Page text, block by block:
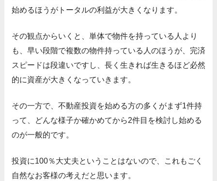
始めるほうがトータルの利益が大きくなります。
その観点からいくと、単体で物件を持っている人より
も、早い段階で複数の物件持っている人のほうが、完済
スピードは段違いですし、長く生きれば生きるほど必然
的に資産が大きくなっていきます。
その一方で、不動産投資を始める方の多くがまず1件持
って、どんな様子か確かめてから2件目を検討し始める
のが一般的です。
投資に100％大丈夫ということはないので、これもごく
自然なお客様の考えだと思います。